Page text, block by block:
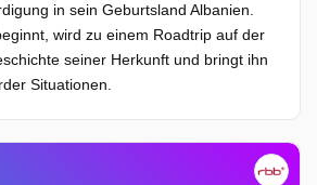
in sein Geburtsland Albanien.
wird zu einem Roadtrip auf der
seiner Herkunft und bringt ihn
Situationen.